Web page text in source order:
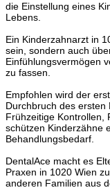
die Einstellung eines
Lebens.
Ein Kinderzahnarzt in
sein, sondern auch
Einfühlungsvermögen
zu fassen.
Empfohlen wird der
Durchbruch des ersten
Frühzeitige Kontrollen,
schützen Kinderzähne
Behandlungsbedarf.
DentalAce macht es
Praxen in 1020 Wien
anderen Familien aus